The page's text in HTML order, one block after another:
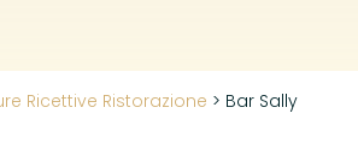
Ricettive Ristorazione > Bar Sally